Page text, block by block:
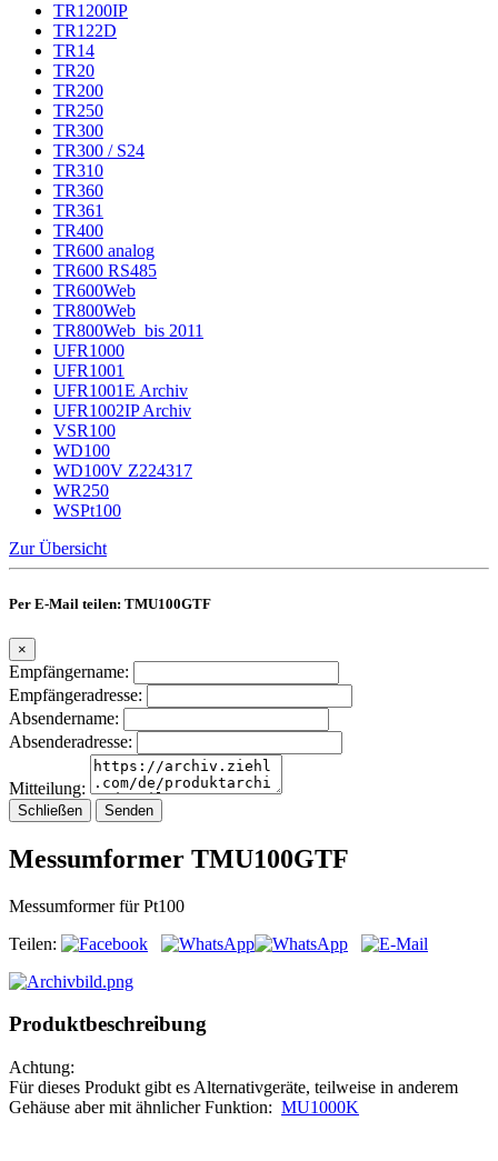
TR1200IP
TR122D
TR14
TR20
TR200
TR250
TR300
TR300 / S24
TR310
TR360
TR361
TR400
TR600 analog
TR600 RS485
TR600Web
TR800Web
TR800Web_bis 2011
UFR1000
UFR1001
UFR1001E Archiv
UFR1002IP Archiv
VSR100
WD100
WD100V Z224317
WR250
WSPt100
Zur Übersicht
Per E-Mail teilen: TMU100GTF
×
Empfängername:
Empfängeradresse:
Absendername:
Absenderadresse:
Mitteilung:
Schließen Senden
Messumformer TMU100GTF
Messumformer für Pt100
Teilen:
Produktbeschreibung
Achtung:
Für dieses Produkt gibt es Alternativgeräte, teilweise in anderem
Gehäuse aber mit ähnlicher Funktion: MU1000K